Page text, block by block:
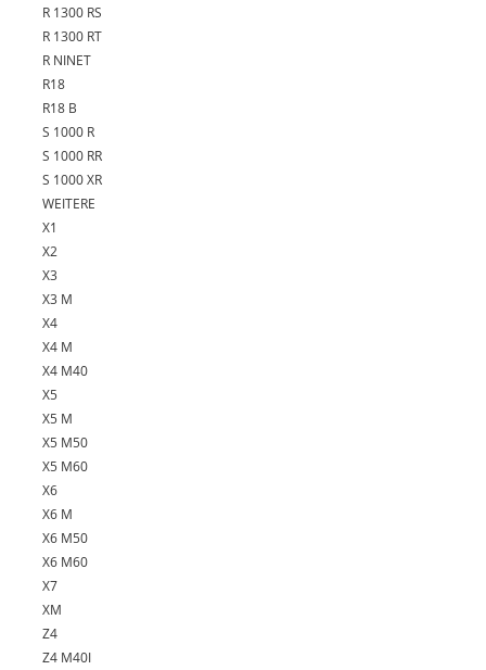
R 1300 RS
R 1300 RT
R NINET
R18
R18 B
S 1000 R
S 1000 RR
S 1000 XR
WEITERE
X1
X2
X3
X3 M
X4
X4 M
X4 M40
X5
X5 M
X5 M50
X5 M60
X6
X6 M
X6 M50
X6 M60
X7
XM
Z4
Z4 M40I